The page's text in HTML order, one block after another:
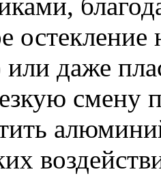
остекление
или даже
смену